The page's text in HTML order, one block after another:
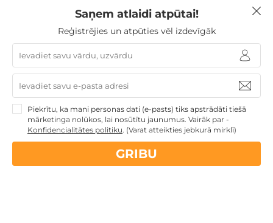
Divvietīgs numurs ekonom
Standarta divvietīgs numurs
Ģimenes numurs
Superior klases divvietīgs numurs
Ģimenes divistabu numurs
Ģimenes divistabu numurs ar virtuvi
Luksusa numurs
Luksusa numurs ar saunu
Suite ar 2 balkoniem
Katrs no numuriem papildus ir aprīkots ar
rakstāmgaldu un krēslu, televizoru, dušu, tualetes
Saņem atlaidi atpūtai!
Reģistrējies un atpūties vēl izdevīgāk
Piekrītu, ka mani personas dati (e-pasts) tiks apstrādāti tiešā
mārketinga nolūkos, lai nosūtītu jaunumus. Vairāk par -
Konfidencialitātes politiku. (Varat atteikties jebkurā mirklī)
GRIBU